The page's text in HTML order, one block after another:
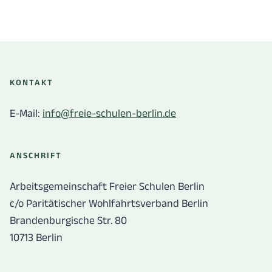
KONTAKT
E-Mail: info@freie-schulen-berlin.de
ANSCHRIFT
Arbeitsgemeinschaft Freier Schulen Berlin
c/o Paritätischer Wohlfahrtsverband Berlin
Brandenburgische Str. 80
10713 Berlin